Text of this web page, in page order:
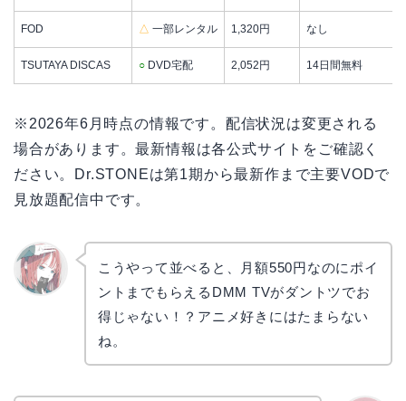
FOD △ 一部レンタル 1,320円 なし
TSUTAYA DISCAS ○ DVD宅配 2,052円 14日間無料
※2026年6月時点の情報です。配信状況は変更される
場合があります。最新情報は各公式サイトをご確認く
ださい。Dr.STONEは第1期から最新作まで主要VODで
見放題配信中です。
こうやって並べると、月額550円なのにポイ
ントまでもらえるDMM TVがダントツでお
得じゃない！？アニメ好きにはたまらない
ね。